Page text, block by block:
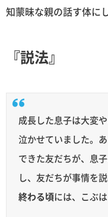
知蒙昧な親の話す体に
『説法』
成長した息子は大変
泣かせていました。
できた友だちが、息
し、友だちが事情を
終わる頃には、こぶ